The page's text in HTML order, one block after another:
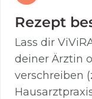
Rezept
Lass dir
deiner Ärztin
verschreiben